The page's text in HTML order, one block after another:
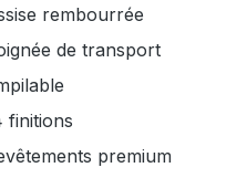
rembourrée
de transport
finitions
premium